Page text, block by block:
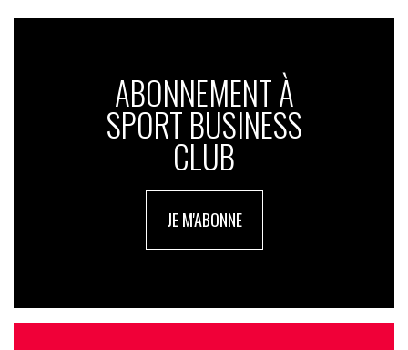
ABONNEMENT À
SPORT BUSINESS
CLUB
JE M'ABONNE